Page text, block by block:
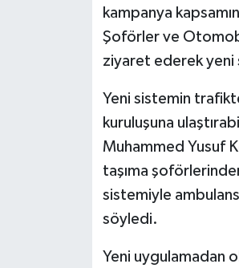
kampanya
Şoförler ve
ziyaret ederek yeni
Yeni sistemin
kuruluşuna
Muhammed Yusuf
taşıma
sistemiyle
söyledi.
Yeni uygulamadan